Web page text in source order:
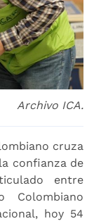
Archivo ICA.
cruza
confianza de
entre
Colombiano
hoy 54